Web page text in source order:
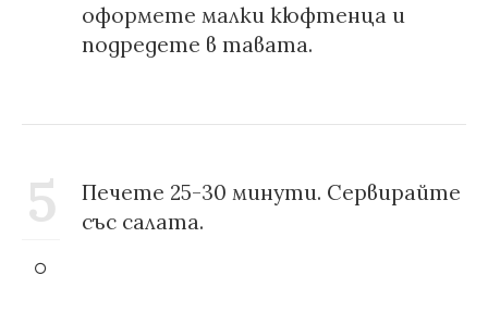
оформете малки кюфтенца и
подредете в тавата.
5
Печете 25-30 минути. Сервирайте
със салата.